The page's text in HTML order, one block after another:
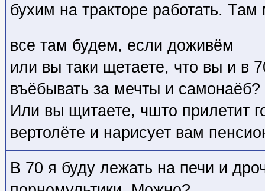
бухим на тракторе работать.
все там будем, если доживём
или вы таки щетаете, что вы и в
въёбывать за мечты и самонаёб?
Или вы щитаете, чшто прилетит
вертолёте и нарисует вам
В 70 я буду лежать на печи и